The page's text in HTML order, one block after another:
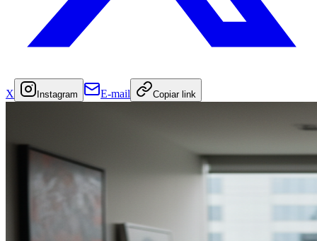
X Instagram E-mail Copiar link